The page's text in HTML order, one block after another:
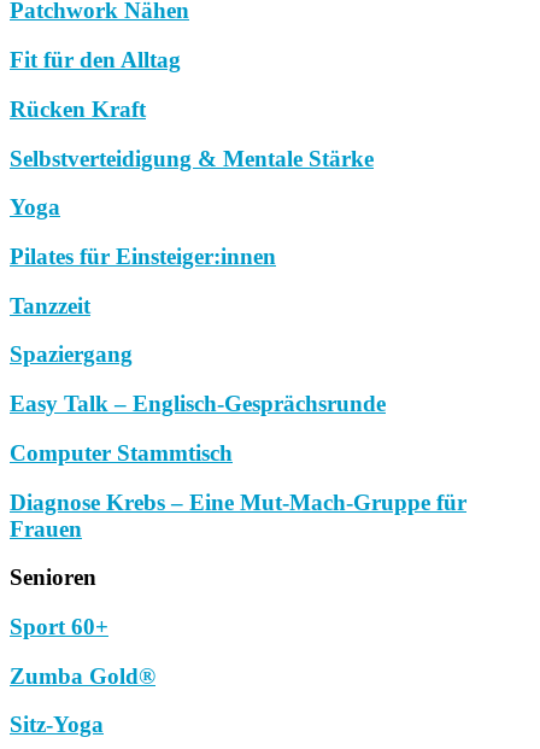
Patchwork Nähen
Fit für den Alltag
Rücken Kraft
Selbstverteidigung & Mentale Stärke
Yoga
Pilates für Einsteiger:innen
Tanzzeit
Spaziergang
Easy Talk – Englisch-Gesprächsrunde
Computer Stammtisch
Diagnose Krebs – Eine Mut-Mach-Gruppe für
Frauen
Senioren
Sport 60+
Zumba Gold®
Sitz-Yoga